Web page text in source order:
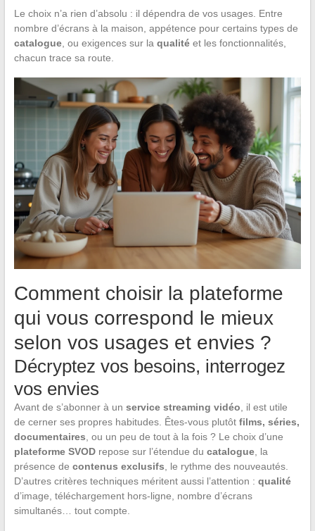
Le choix n’a rien d’absolu : il dépendra de vos usages. Entre
nombre d’écrans à la maison, appétence pour certains types de
catalogue, ou exigences sur la qualitéet les fonctionnalités,
chacun trace sa route.
Comment choisir la plateforme
qui vous correspond le mieux
selon vos usages et envies ?
Décryptez vos besoins, interrogez
vos envies
Avant de s’abonner à un service streaming vidéo , il est utile
de cerner ses propres habitudes. Êtes-vous plutôt films, séries,
documentaires , ou un peu de tout à la fois ? Le choix d’une
plateforme SVODrepose sur l’étendue du catalogue, la
présence de contenus exclusifs , le rythme des nouveautés.
D’autres critères techniques méritent aussi l’attention : qualité
d’image, téléchargement hors-ligne, nombre d’écrans
simultanés… tout compte.